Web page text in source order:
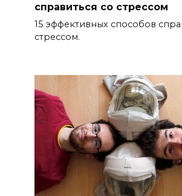
справиться со стрессом
15 эффективных способов
стрессом.